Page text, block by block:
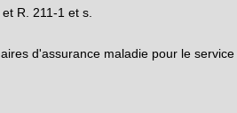
R. 211-1 et s.
d'assurance maladie pour le service